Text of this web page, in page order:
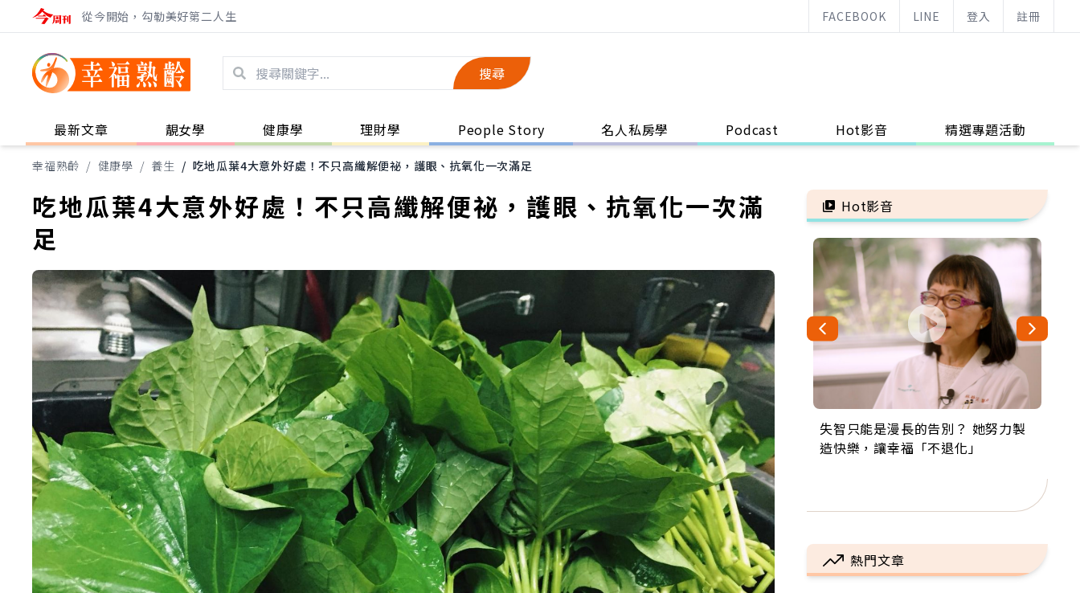
從今開始，勾勒美好第二人生 FACEBOOK LINE 登入 註冊
搜尋
最新文章 靚女學 健康學 理財學 People Story 名人私房學 Podcast Hot影音 精選專題活動
幸福熟齡 / 健康學 / 養生 / 吃地瓜葉4大意外好處！不只高纖解便祕，護眼、抗氧化一次滿足
吃地瓜葉4大意外好處！不只高纖解便祕，護眼、抗氧化一次滿
足
Hot影音
失智只能是漫長的告別？ 她努力製
造快樂，讓幸福「不退化」
來自剛果的巧克力神父 為台灣奉獻
36年 「台灣是我的家，我連作夢都
63歲卸矽谷副總、搬回台灣找快
樂！「蛋黃哥小丑」走進安養院，
104歲打破金氏世界紀錄 成為全球
最年長羽球選手，分享長壽的秘密
事業巔峰他選擇追夢…黑手阿伯拉
小提琴還登上小巨蛋！連CNN都大
熱門文章